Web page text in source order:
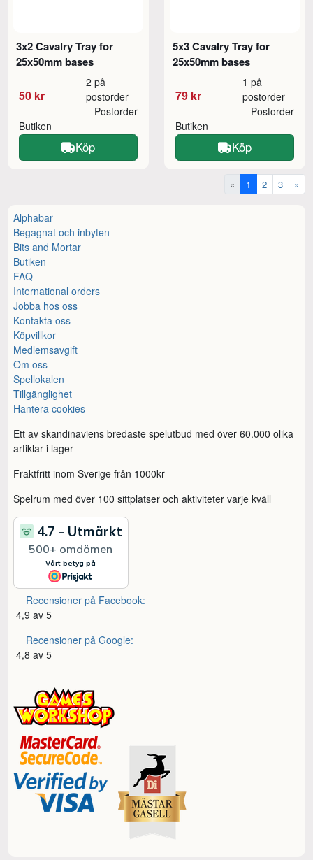
3x2 Cavalry Tray for
25x50mm bases
50 kr
2 på
postorder
Butiken
Postorder
Köp
5x3 Cavalry Tray for
25x50mm bases
79 kr
1 på
postorder
Butiken
Postorder
Köp
« 1 2 3 »
Alphabar
Begagnat och inbyten
Bits and Mortar
Butiken
FAQ
International orders
Jobba hos oss
Kontakta oss
Köpvillkor
Medlemsavgift
Om oss
Spellokalen
Tillgänglighet
Hantera cookies
Ett av skandinaviens bredaste spelutbud med över 60.000 olika
artiklar i lager
Fraktfritt inom Sverige från 1000kr
Spelrum med över 100 sittplatser och aktiviteter varje kväll
Recensioner på Facebook:
4,9 av 5
Recensioner på Google:
4,8 av 5